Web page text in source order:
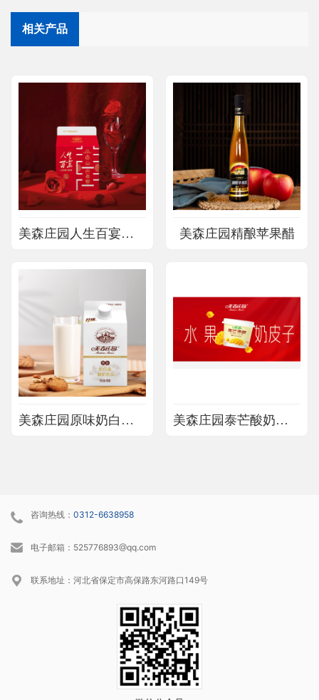
相关产品
美森庄园人生百宴乳酸菌饮品 美森庄园精酿苹果醋
美森庄园原味奶白金酸奶饮品 美森庄园泰芒酸奶饮品
咨询热线： 0312-6638958
电子邮箱：525776893@qq.com
联系地址：河北省保定市高保路东河路口149号